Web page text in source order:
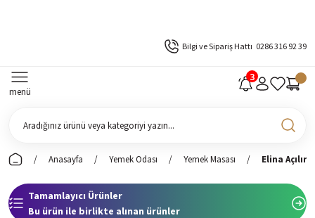
Bilgi ve Sipariş Hattı 0286 316 92 39
menü
Anasayfa Yemek Odası Yemek Masası Elina Açılır
Tamamlayıcı Ürünler
Bu ürün ile birlikte alınan ürünler